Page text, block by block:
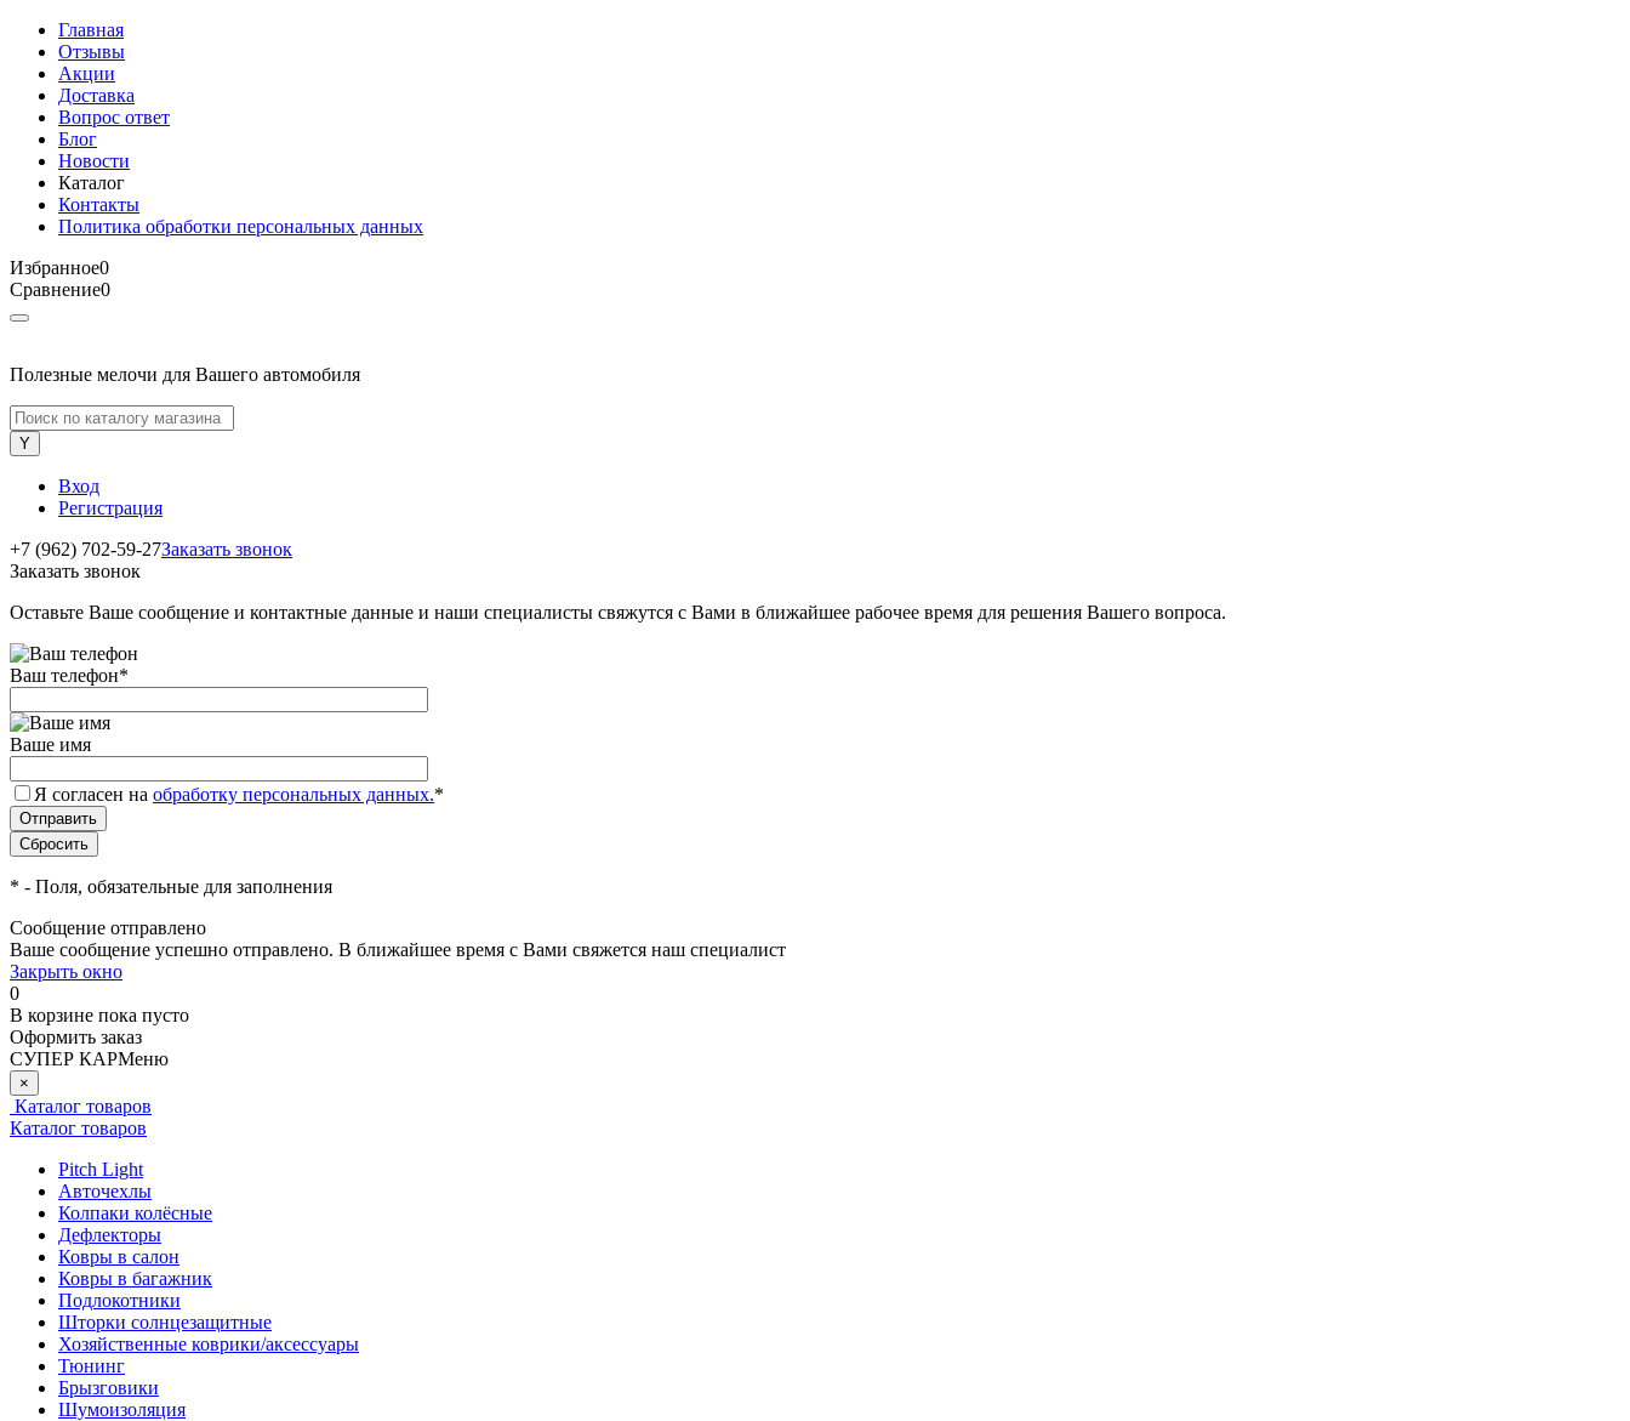
Главная
Отзывы
Акции
Доставка
Вопрос ответ
Блог
Новости
Каталог
Контакты
Политика обработки персональных данных
Избранное0
Сравнение0
Полезные мелочи для Вашего автомобиля
Вход
Регистрация
+7 (962) 702-59-27Заказать звонок
Заказать звонок
Оставьте Ваше сообщение и контактные данные и наши специалисты свяжутся с Вами в ближайшее рабочее время для решения Вашего вопроса.
Ваш телефон*
Ваше имя
Я согласен на обработку персональных данных.*
* - Поля, обязательные для заполнения
Сообщение отправлено
Ваше сообщение успешно отправлено. В ближайшее время с Вами свяжется наш специалист
Закрыть окно
0
В корзине пока пусто
Оформить заказ
СУПЕР КАРМеню
×
Каталог товаров
Каталог товаров
Pitch Light
Авточехлы
Колпаки колёсные
Дефлекторы
Ковры в салон
Ковры в багажник
Подлокотники
Шторки солнцезащитные
Хозяйственные коврики/аксессуары
Тюнинг
Брызговики
Шумоизоляция